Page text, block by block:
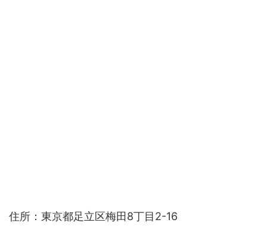
住所：東京都足立区梅田8丁目2-16